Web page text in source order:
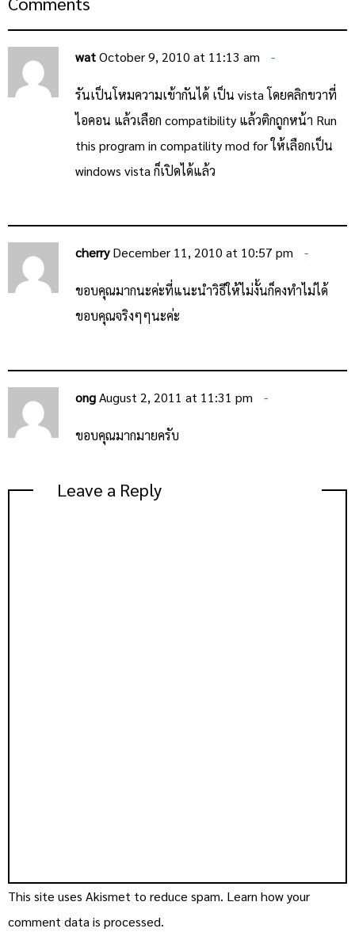
watOctober 9, 2010 at 11:13 am
รันเป็นโหมความเข้ากันได้ เป็น vista โดยคลิกขวาที่
ไอคอน แล้วเลือก compatibility แล้วติกถูกหน้า Run
this program in compatility mod for ให้เลือกเป็น
windows vista ก็เปิดได้แล้ว
cherry December 11, 2010 at 10:57 pm
ขอบคุณมากนะค่ะที่แนะนำวิธีให้ไม่งั้นก็คงทำไม่ได้
ขอบคุณจริงๆๆนะค่ะ
ongAugust 2, 2011 at 11:31 pm
ขอบคุณมากมายครับ
Leave a Reply
This site uses Akismet to reduce spam. Learn how your
comment data is processed.